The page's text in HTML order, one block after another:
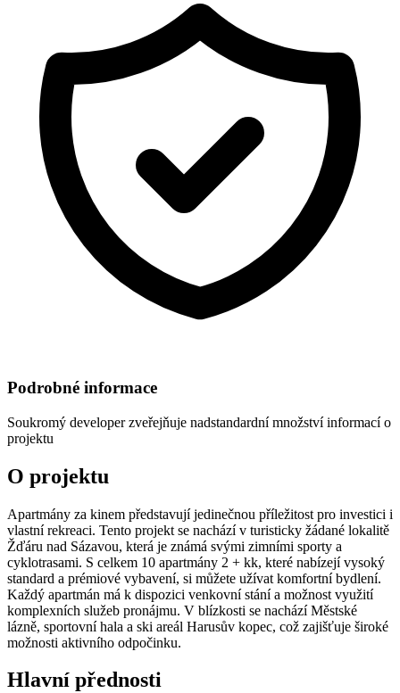
Podrobné informace
Soukromý developerzveřejňuje nadstandardní množství informací o
projektu
O projektu
Apartmány za kinem představují jedinečnou příležitost pro investici i
vlastní rekreaci. Tento projekt se nachází v turisticky žádané lokalitě
Žďáru nad Sázavou, která je známá svými zimními sporty a
cyklotrasami. S celkem 10 apartmány 2 + kk, které nabízejí vysoký
standard a prémiové vybavení, si můžete užívat komfortní bydlení.
Každý apartmán má k dispozici venkovní stání a možnost využití
komplexních služeb pronájmu. V blízkosti se nachází Městské
lázně, sportovní hala a ski areál Harusův kopec, což zajišťuje široké
možnosti aktivního odpočinku.
Hlavní přednosti